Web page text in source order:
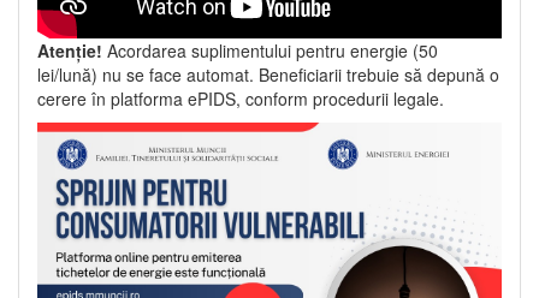
Atenție! Acordarea suplimentului pentru energie (50
lei/lună) nu se face automat. Beneficiarii trebuie să depună o
cerere în platforma ePIDS, conform procedurii legale.